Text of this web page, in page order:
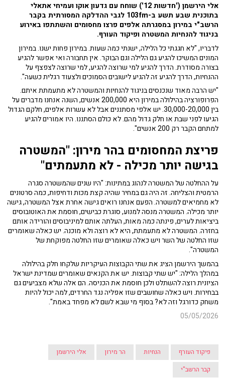
אלי הירשמן ('חדשות 12') שוחח עם גדעון אוקו ועמיחי אתאלי
בתוכנית שבע תשע ב-103fm לגבי ההדלקה המסורתית בקבר
הרשב"י במירון במסגרתה אלפים פרצו מחסומים והשתתפו באירוע
בניגוד להנחיות המשטרה ופיקוד העורף.
לדבריו, "לא חגגתי כל הלילה, ישנתי כמה שעות. במירון פחות ישנו. במירון
המונים המשיכו להגיע גם הלילה וגם הבוקר. אין תחבורה ואי אפשר להגיע
בצורה מסודרת. הדרך להגיע למי שרוצה להגיע, למי שרוצה לצפצף על
ההנחיות, הדרך להגיע זה להגיע לישובים הסמוכים ולצעוד רגלית כשעה".
"יש הרבה מאוד שנכנסים בניגוד להנחיות והמשטרה לא מתעמתת איתם.
הפרופורציה בהילולה במירון היא 200,000 אנשים, השנה אנחנו מדברים על
בין 30,000-20,000. יש אלפי מסתננים אבל לא עשרות אלפים, חלקם הגדול
הגיעו לפני שבת או חלק גדול מהם. לא כולם הסתננו. היו אמוריםלהגיע
למתחם הקבר רק 200 אנשים".
פריצת המחסומים בהר מירון: "המשטרה
בגישה יותר מכילה - לא מתעמתים"
על ההחלטה של המשטרה לנהוג במתינות: "היו שנים שהמשטרה סגרה
הרמטית והצליחה. זה היה גם במחיר שהיה קצת מכות ודחיפות, כמה סרטונים
לא מחמיאים למשטרה. הפעם אנחנו רואים גישה אחרת אצל המשטרה, גישה
יותר מכילה. המשטרה מנסה למנוע, סוגרת כבישים, חוסמת את האוטובוסים
ביציאות לערים, פינתה כמה מאות, העלתה אותם למיניבוסים והורידה אותם
בחזרה. המשטרה לא מתעמתת, היא לא רוצה ולא מוכנה. יש כאלה שאומרים
שזו החלטה של השר ויש כאלה שאומרים שזו החלטה מפוקחת של
המשטרה".
בהמשך הירשמן הציג את שתי הקבוצות העיקריות שלקחו חלק בהילולה
במהלך הלילה: "יש שתי קבוצות. יש את הקנאים שאומרים שמדינת ישראל
הציונית רוצה להשתלט ולכן חוסמת את הכניסה. הם אלה שלא מצביעים גם
בבחירות. ויש כאלה שחושבים שזו אפליה נגד החרדים, למה יכול להיות
משחק כדורגל וזה לא? בסוף מי שבא לשם לא מפחד באמת".
05/05/2026
פיקוד העורף הנחיות הר מירון
אלי הירשמן
קבר הרשב"י